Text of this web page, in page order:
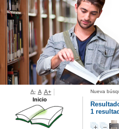
Nueva
1
A- A A+
Inicio